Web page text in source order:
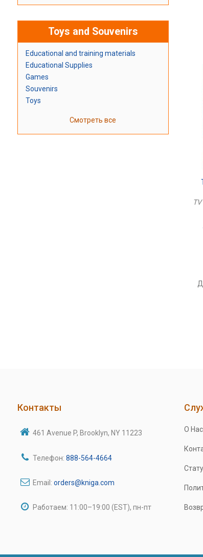
Toys and Souvenirs
Educational and training materials
Educational Supplies
Games
Souvenirs
Toys
Смотреть все
Контакты
461 Avenue P, Brooklyn, NY 11223
Телефон: 888-564-4664
Email: orders@kniga.com
Работаем: 11:00–19:00 (EST), пн-пт
О Нас